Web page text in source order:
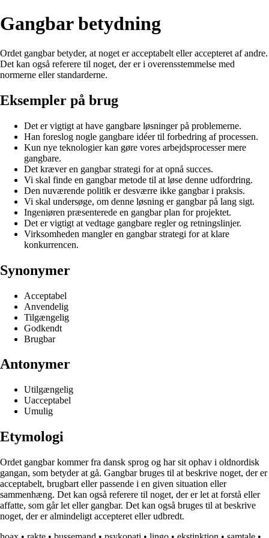
Gangbar betydning
Ordet gangbar betyder, at noget er acceptabelt eller accepteret af andre.
Det kan også referere til noget, der er i overensstemmelse med
normerne eller standarderne.
Eksempler på brug
Det er vigtigt at have gangbare løsninger på problemerne.
Han foreslog nogle gangbare idéer til forbedring af processen.
Kun nye teknologier kan gøre vores arbejdsprocesser mere
gangbare.
Det kræver en gangbar strategi for at opnå succes.
Vi skal finde en gangbar metode til at løse denne udfordring.
Den nuværende politik er desværre ikke gangbar i praksis.
Vi skal undersøge, om denne løsning er gangbar på lang sigt.
Ingeniøren præsenterede en gangbar plan for projektet.
Det er vigtigt at vedtage gangbare regler og retningslinjer.
Virksomheden mangler en gangbar strategi for at klare
konkurrencen.
Synonymer
Acceptabel
Anvendelig
Tilgængelig
Godkendt
Brugbar
Antonymer
Utilgængelig
Uacceptabel
Umulig
Etymologi
Ordet gangbar kommer fra dansk sprog og har sit ophav i oldnordisk
gangan, som betyder at gå. Gangbar bruges til at beskrive noget, der er
acceptabelt, brugbart eller passende i en given situation eller
sammenhæng. Det kan også referere til noget, der er let at forstå eller
affatte, som går let eller gangbar. Det kan også bruges til at beskrive
noget, der er almindeligt accepteret eller udbredt.